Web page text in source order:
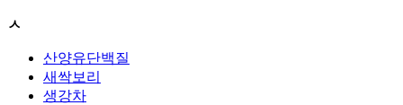
ㅅ
산양유단백질
새싹보리
생강차